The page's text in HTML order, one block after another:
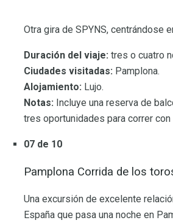
Otra gira de SPYNS, centrándose
Duración del viaje: tres o cuatro
Ciudades visitadas: Pamplona.
Alojamiento: Lujo.
Notas: Incluye una reserva de
tres oportunidades para correr
07 de 10
Pamplona Corrida de los
Una excursión de excelente
España que pasa una noche en